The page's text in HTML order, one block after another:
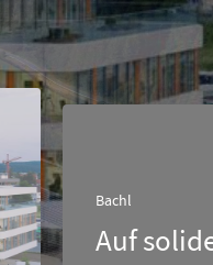
Fundament